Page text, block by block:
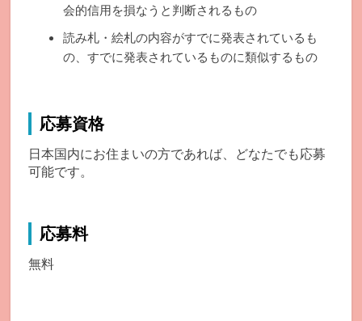
会的信用を損なうと判断されるもの
読み札・絵札の内容がすでに発表されているも
の、すでに発表されているものに類似するもの
応募資格
日本国内にお住まいの方であれば、どなたでも応募
可能です。
応募料
無料